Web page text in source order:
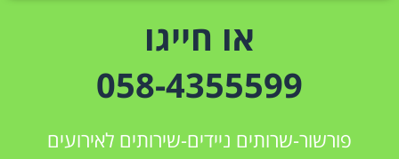
או חייגו
058-4355599
פורשור-שרותים ניידים-שירותים לאירועים